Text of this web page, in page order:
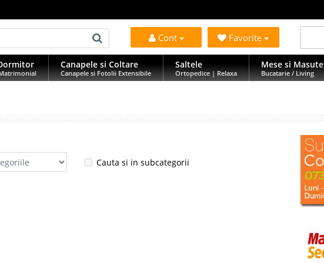
Cont Favorite
Canapele si Coltare
Canapele si Fotolii Extensibile
Saltele
Ortopedice | Relaxa
Mese si Masute
Bucatarie / Living
Cauta si in subcategorii